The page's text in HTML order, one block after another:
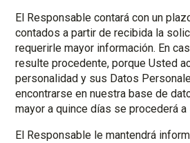
El Responsable contará con un
contados a partir de recibida la
requerirle mayor información. En
resulte procedente, porque Usted
personalidad y sus Datos
encontrarse en nuestra base de
mayor a quince días se procederá a
El Responsable le mantendrá